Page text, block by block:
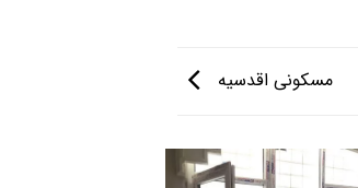
مسکونی اقدسیه